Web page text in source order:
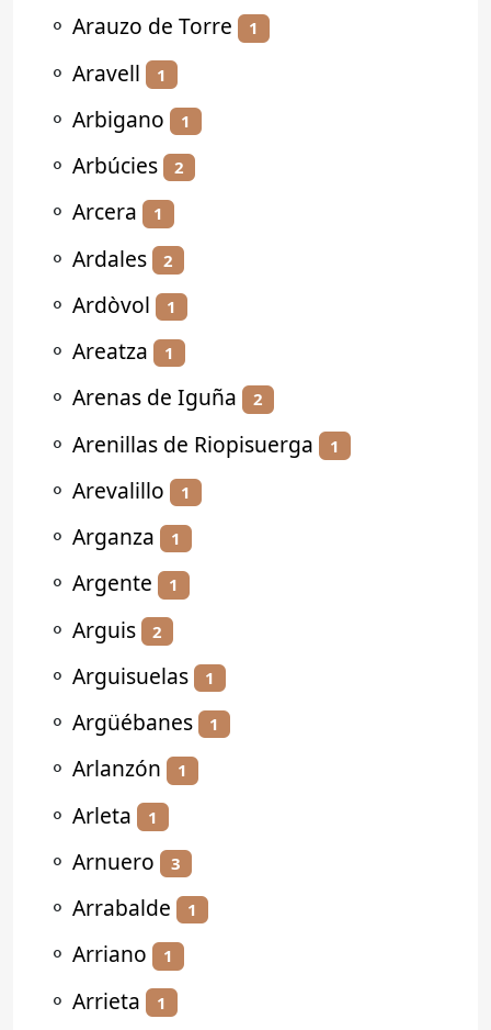
⚬ Arauzo de Torre 1
⚬ Aravell 1
⚬ Arbigano 1
⚬ Arbúcies 2
⚬ Arcera 1
⚬ Ardales 2
⚬ Ardòvol 1
⚬ Areatza 1
⚬ Arenas de Iguña 2
⚬ Arenillas de Riopisuerga 1
⚬ Arevalillo 1
⚬ Arganza 1
⚬ Argente 1
⚬ Arguis 2
⚬ Arguisuelas 1
⚬ Argüébanes 1
⚬ Arlanzón 1
⚬ Arleta 1
⚬ Arnuero 3
⚬ Arrabalde 1
⚬ Arriano 1
⚬ Arrieta 1